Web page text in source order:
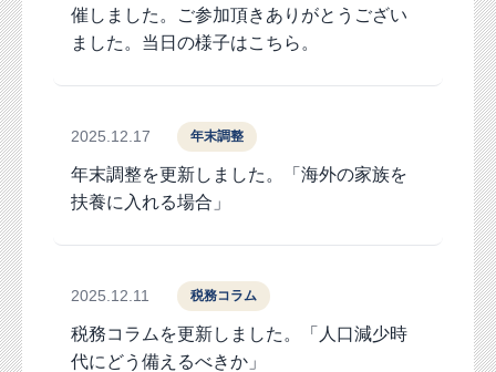
催しました。ご参加頂きありがとうござい
ました。当日の様子はこちら。
2025.12.17 年末調整
年末調整を更新しました。「海外の家族を
扶養に入れる場合」
2025.12.11 税務コラム
税務コラムを更新しました。「人口減少時
代にどう備えるべきか」